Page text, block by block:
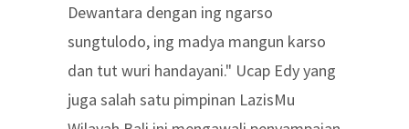
Dewantara dengan ing ngarso
sungtulodo, ing madya mangun karso
dan tut wuri handayani." Ucap Edy yang
juga salah satu pimpinan LazisMu